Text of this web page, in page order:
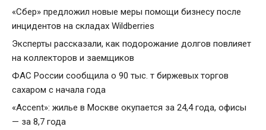
«Сбер» предложил новые меры помощи бизнесу после
инцидентов на складах Wildberries
Эксперты рассказали, как подорожание долгов повлияет
на коллекторов и заемщиков
ФАС России сообщила о 90 тыс. т биржевых торгов
сахаром с начала года
«Accent»: жилье в Москве окупается за 24,4 года, офисы
— за 8,7 года